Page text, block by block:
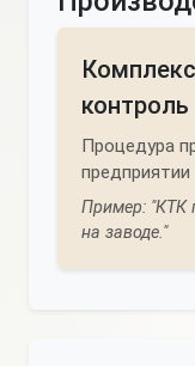
контроль
Процедура
предприятии
Пример: "КТК
на заводе."